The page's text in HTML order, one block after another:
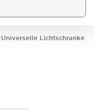
Universelle Lichtschranke